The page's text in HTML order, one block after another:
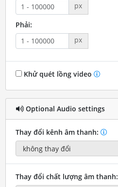
px
Phải:
px
Khử quét lồng video
Optional Audio settings
Thay đổi kênh âm thanh:
Thay đổi chất lượng âm thanh: